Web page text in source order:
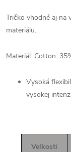
Tričko vhodné aj na
materiálu.
Materiál: Cotton:
Vysoká
vysokej
Veľkosti